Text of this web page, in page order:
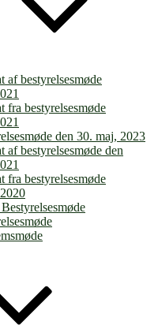
af bestyrelsesmøde
fra bestyrelsesmøde
den 30. maj, 2023
af bestyrelsesmøde den
fra bestyrelsesmøde